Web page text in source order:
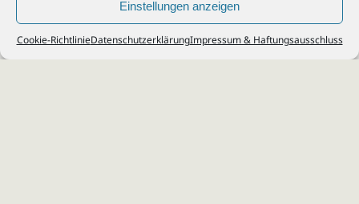
Einstellungen anzeigen
Cookie-RichtlinieDatenschutzerklärungImpressum & Haftungsausschluss
© 2026Steuerberater Kempf, Köln - Steuerberatung Poll, Porz, Deutz, Mülheim,